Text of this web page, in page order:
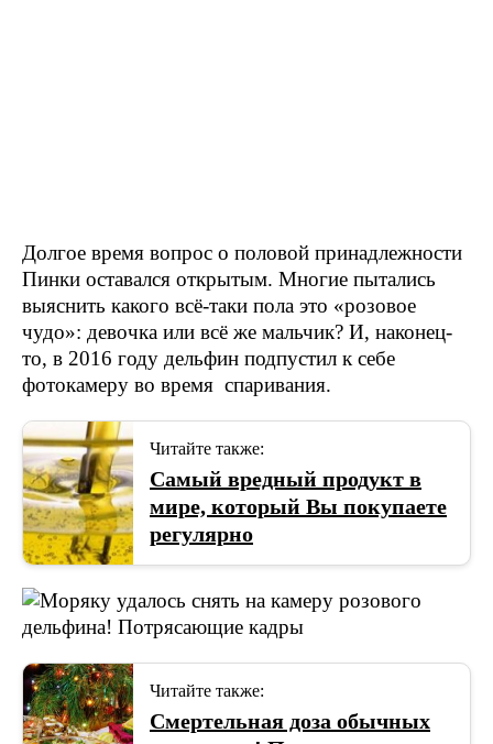
Долгое время вопрос о половой принадлежности
Пинки оставался открытым. Многие пытались
выяснить какого всё-таки пола это «розовое
чудо»: девочка или всё же мальчик? И, наконец-
то, в 2016 году дельфин подпустил к себе
фотокамеру во время спаривания.
Читайте также:
Самый вредный продукт в
мире, который Вы покупаете
регулярно
Читайте также:
Смертельная доза обычных